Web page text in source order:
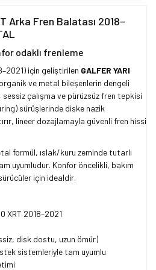
Arka Fren Balatası 2018–
odaklı frenleme
için geliştirilen GALFER YARI
ve metal bileşenlerin dengeli
sessiz çalışma ve pürüzsüz fren tepkisi
sürüşlerinde diske nazik
lineer dozajlamayla güvenli fren hissi
formül, ıslak/kuru zeminde tutarlı
uyumludur. Konfor öncelikli, bakım
için idealdir.
XRT 2018–2021
disk dostu, uzun ömür)
sistemleriyle tam uyumlu